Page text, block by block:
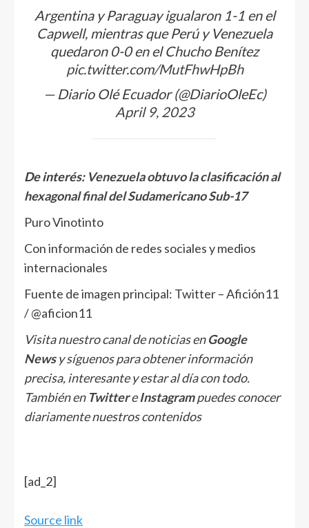
Argentina y Paraguay igualaron 1-1 en el
Capwell, mientras que Perú y Venezuela
quedaron 0-0 en el Chucho Benítez
pic.twitter.com/MutFhwHpBh
— Diario Olé Ecuador (@DiarioOleEc)
April 9, 2023
De interés: Venezuela obtuvo la clasificación al
hexagonal final del Sudamericano Sub-17
Puro Vinotinto
Con información de redes sociales y medios
internacionales
Fuente de imagen principal: Twitter – Afición11
/ @aficion11
Visita nuestro canal de noticias enGoogle
Newsy síguenos para obtener información
precisa, interesante y estar al día con todo.
También en TwittereInstagrampuedes conocer
diariamente nuestros contenidos
[ad_2]
Source link